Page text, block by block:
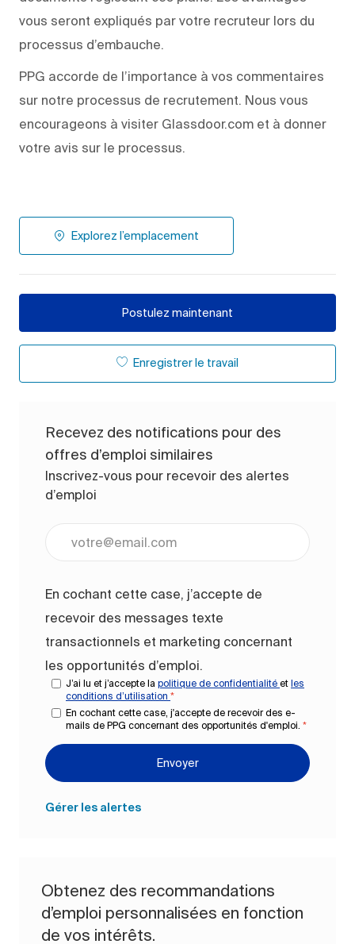
vous seront expliqués par votre recruteur lors du
processus d’embauche.
PPG accorde de l’importance à vos commentaires
sur notre processus de recrutement. Nous vous
encourageons à visiter Glassdoor.com et à donner
votre avis sur le processus.
Explorez l’emplacement
Postulez maintenant
Enregistrer le travail
Recevez des notifications pour des
offres d’emploi similaires
Inscrivez-vous pour recevoir des alertes
d’emploi
En cochant cette case, j’accepte de
recevoir des messages texte
transactionnels et marketing concernant
les opportunités d’emploi.
J’ai lu et j’accepte la politique de confidentialité et les
conditions d’utilisation *
En cochant cette case, j'accepte de recevoir des e-
mails de PPG concernant des opportunités d'emploi. *
Envoyer
Gérer les alertes
Obtenez des recommandations
d’emploi personnalisées en fonction
de vos intérêts.